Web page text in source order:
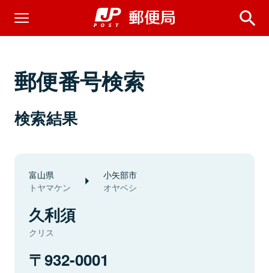
郵便番号検索
検索結果
富山県
トヤマケン
小矢部市
オヤベシ
久利須
クリス
932-0001